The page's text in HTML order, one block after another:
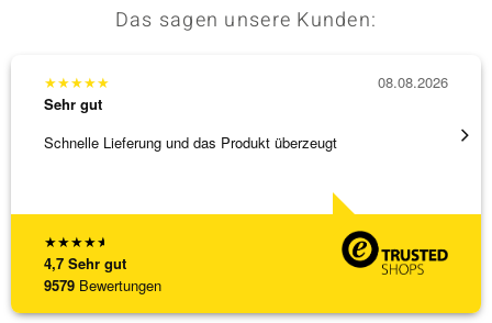
Das sagen unsere Kunden:
★★★★★
4,7 Sehr gut
9579 Bewertungen
★★★★★
Sehr gut
Schnelle Lieferung und das Produkt überzeugt
08.08.2026